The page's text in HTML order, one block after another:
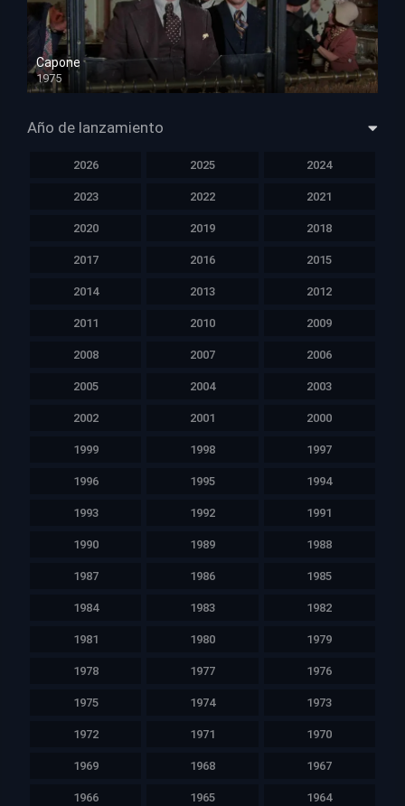
Capone
1975
HD 1080p
Año de lanzamiento
2026 2025 2024
2023 2022 2021
2020 2019 2018
2017 2016 2015
2014 2013 2012
2011 2010 2009
2008 2007 2006
2005 2004 2003
2002 2001 2000
1999 1998 1997
1996 1995 1994
1993 1992 1991
1990 1989 1988
1987 1986 1985
1984 1983 1982
1981 1980 1979
1978 1977 1976
1975 1974 1973
1972 1971 1970
1969 1968 1967
1966 1965 1964